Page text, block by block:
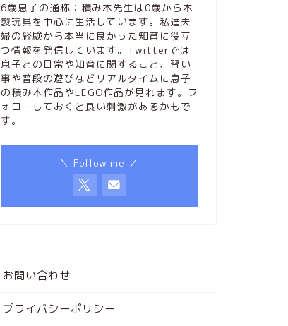
6歳息子の通称：積み木先生は0歳から木
製玩具を中心に生活しています。私達夫
婦の経験から本当に良かった知育に役立
つ情報を発信しています。Twitterでは
息子との日常や知育に関すること、習い
事や普段の遊びなどリアルタイムに息子
の積み木作品やLEGO作品が見れます。フ
ォローしておくと良い刺激があるかもで
す。
＼ Follow me ／
お問い合わせ
プライバシーポリシー